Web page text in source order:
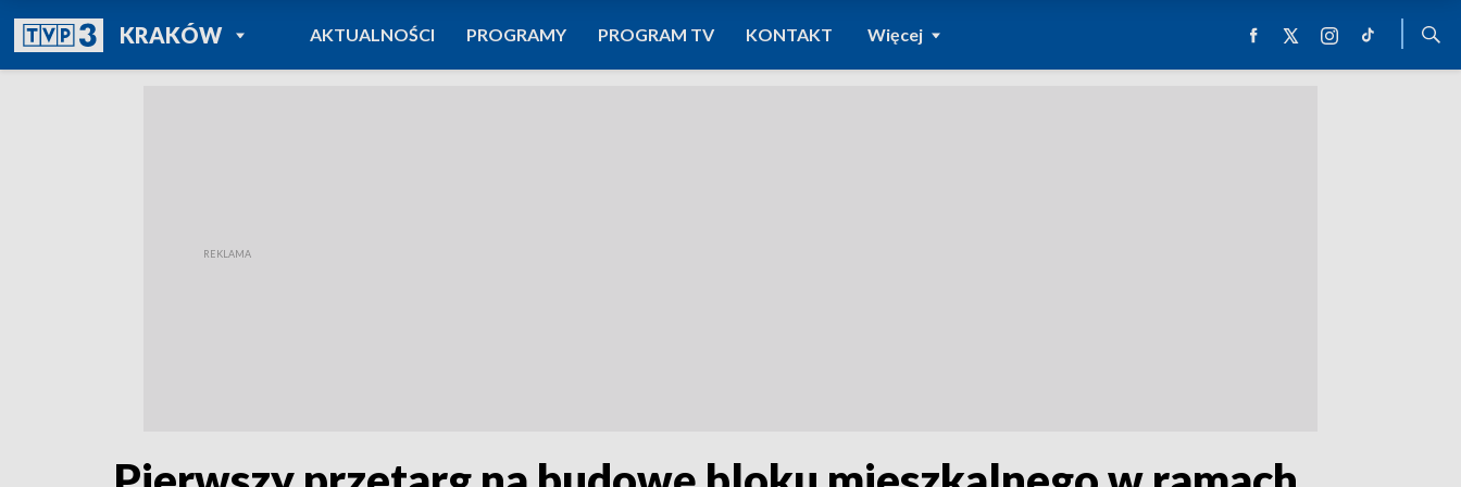
KRAKÓWPOWRÓT DO
TVP REGIONY
AKTUALNOŚCI PROGRAMY PROGRAM TV KONTAKT Więcej